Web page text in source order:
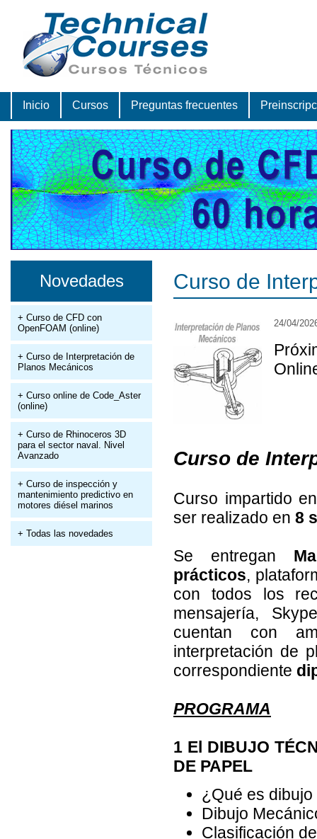
Inicio Cursos Preguntas frecuentes
Novedades
+ Curso de CFD con
OpenFOAM (online)
+ Curso de Interpretación de
Planos Mecánicos
+ Curso online de Code_Aster
(online)
+ Curso de Rhinoceros 3D
para el sector naval. Nivel
Avanzado
+ Curso de inspección y
mantenimiento predictivo en
motores diésel marinos
+ Todas las novedades
Curso de
24/04/
Curso de
Curso impartido
ser realizado en 8
Se entregan
prácticos,
con todos los
mensajería,
cuentan con
interpretación de
correspondiente
PROGRAMA
1 El DIBUJO
DE PAPEL
¿Qué es
Dibujo
Clasificación